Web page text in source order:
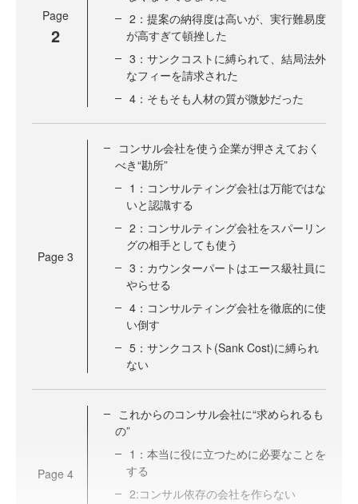
Page
2
2：提案の納得度は高いが、実行難易度
が高すぎて頓挫した
3：サンクコストに縛られて、結局法外
なフィーを請求された
4：そもそも人材の質が微妙だった
Page 3
コンサル会社を使う企業が押さえておく
べき“勘所”
1：コンサルティング会社は万能ではな
いと認識する
2：コンサルティング会社をスパーリン
グの相手としても使う
3：カウンターパートはエース級社員に
やらせる
4：コンサルティング会社を徹底的に使
い倒す
5：サンクコスト(Sank Cost)に縛られ
ない
Page 4
これからのコンサル会社に“求められるも
の”
1：本当に役に立つために必要なことを
する
2:コンサル依存の会社を作らない